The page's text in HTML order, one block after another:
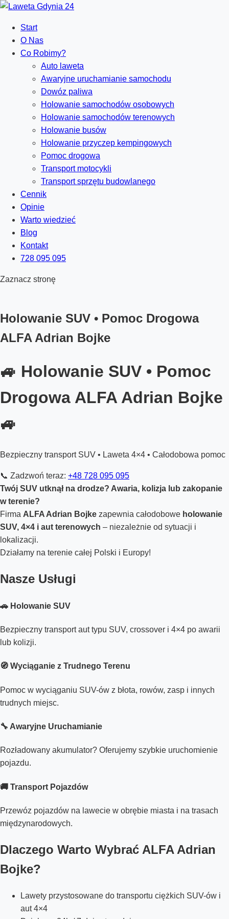
Start
O Nas
Co Robimy?
Auto laweta
Awaryjne uruchamianie samochodu
Dowóz paliwa
Holowanie samochodów osobowych
Holowanie samochodów terenowych
Holowanie busów
Holowanie przyczep kempingowych
Pomoc drogowa
Transport motocykli
Transport sprzętu budowlanego
Cennik
Opinie
Warto wiedzieć
Blog
Kontakt
728 095 095
Zaznacz stronę
Holowanie SUV • Pomoc Drogowa
ALFA Adrian Bojke
🚙 Holowanie SUV • Pomoc
Drogowa ALFA Adrian Bojke
🚙
Bezpieczny transport SUV • Laweta 4×4 • Całodobowa pomoc
📞 Zadzwoń teraz: +48 728 095 095
Twój SUV utknął na drodze? Awaria, kolizja lub zakopanie
w terenie?
Firma ALFA Adrian Bojke zapewnia całodobowe holowanie
SUV, 4×4 i aut terenowych – niezależnie od sytuacji i
lokalizacji.
Działamy na terenie całej Polski i Europy!
Nasze Usługi
🚗 Holowanie SUV
Bezpieczny transport aut typu SUV, crossover i 4×4 po awarii
lub kolizji.
🧭 Wyciąganie z Trudnego Terenu
Pomoc w wyciąganiu SUV-ów z błota, rowów, zasp i innych
trudnych miejsc.
🔧 Awaryjne Uruchamianie
Rozładowany akumulator? Oferujemy szybkie uruchomienie
pojazdu.
🚚 Transport Pojazdów
Przewóz pojazdów na lawecie w obrębie miasta i na trasach
międzynarodowych.
Dlaczego Warto Wybrać ALFA Adrian
Bojke?
Lawety przystosowane do transportu ciężkich SUV-ów i
aut 4×4